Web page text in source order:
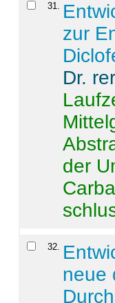
31.
zur
Dr.
der
32.
neue